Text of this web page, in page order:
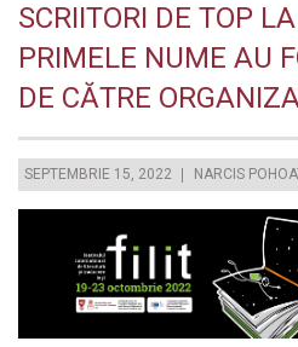
SCRIITORI DE TOP
PRIMELE NUME AU
DE CĂTRE
SEPTEMBRIE 15, 2022 NARCIS